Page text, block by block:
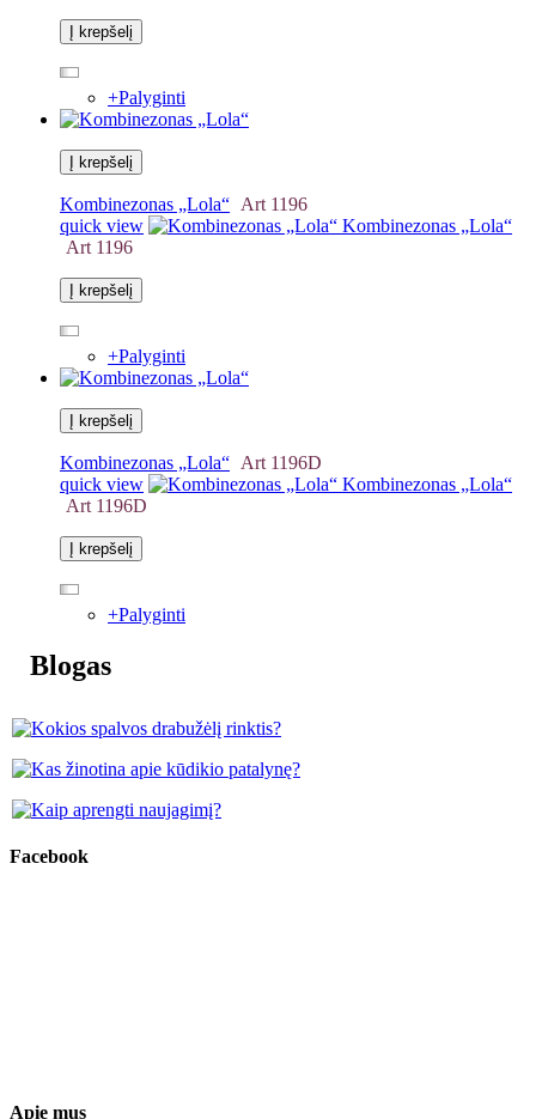
Į krepšelį
+Palyginti
Į krepšelį
Kombinezonas „Lola“ Art 1196
quick view
Kombinezonas „Lola“
Art 1196
Į krepšelį
+Palyginti
Į krepšelį
Kombinezonas „Lola“ Art 1196D
quick view
Kombinezonas „Lola“
Art 1196D
Į krepšelį
+Palyginti
Blogas
Facebook
Apie mus